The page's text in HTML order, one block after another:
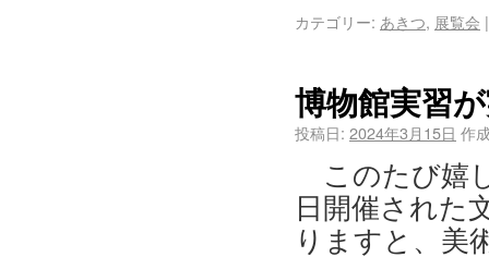
カテゴリー: あきつ, 展覧会 |
博物館実習
投稿日: 2024年3月15日 作
このたび嬉
日開催された
りますと、美